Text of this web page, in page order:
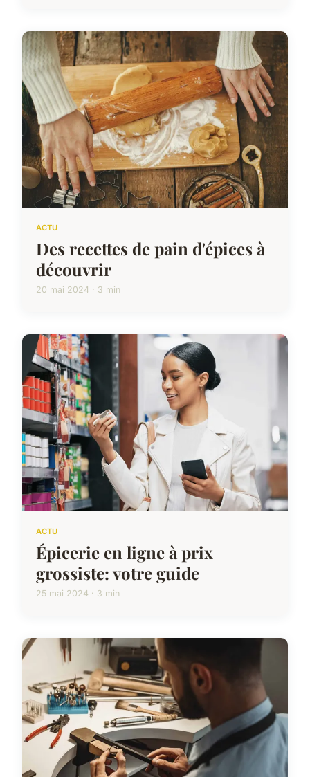
ACTU
Des recettes de pain d'épices à
découvrir
20 mai 2024 · 3 min
ACTU
Épicerie en ligne à prix
grossiste: votre guide
25 mai 2024 · 3 min